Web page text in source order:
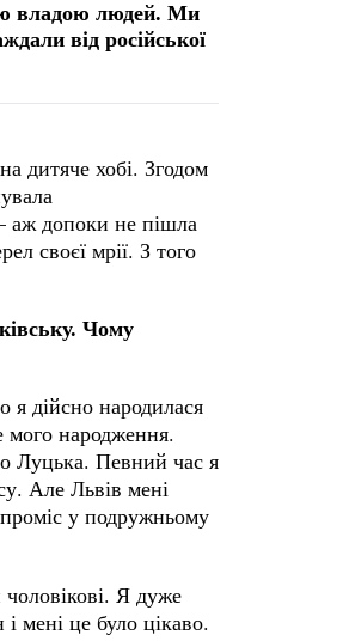
владою людей. Ми
від російської
дитяче хобі. Згодом
аж допоки не пішла
своєї мрії. З того
Чому
я дійсно народилася
народження.
Луцька. Певний час я
Але Львів мені
у подружньому
Я дуже
мені це було цікаво.